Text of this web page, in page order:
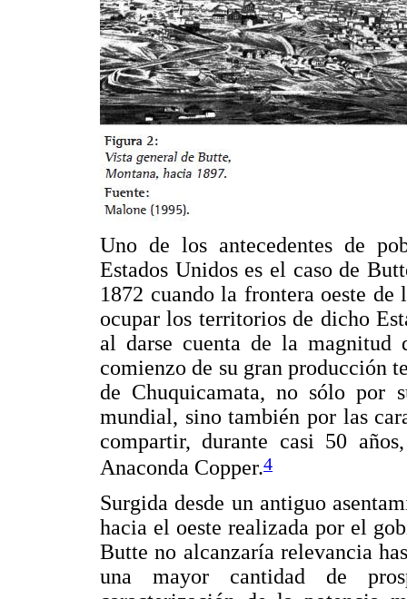
Uno de los antecedentes de
Estados Unidos es el caso de
1872 cuando la frontera oeste
ocupar los territorios de dicho
al darse cuenta de la magnitud
comienzo de su gran producción
de Chuquicamata, no sólo por
mundial, sino también por las
compartir, durante casi 50
Anaconda Copper.4
Surgida desde un antiguo
hacia el oeste realizada por el
Butte no alcanzaría relevancia
una mayor cantidad de